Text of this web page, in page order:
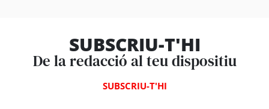
SUBSCRIU-T'HI
De la redacció al teu dispositiu
SUBSCRIU-T'HI